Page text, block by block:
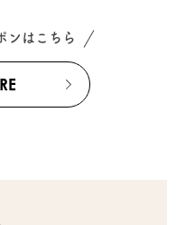
ンはこちら